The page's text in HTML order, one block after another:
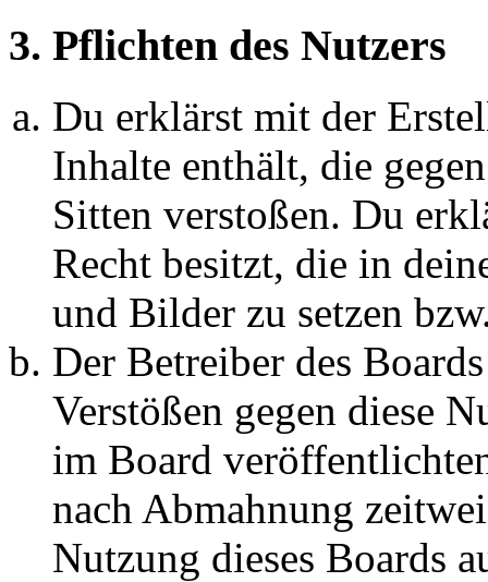
3. Pflichten des Nutzers
Du erklärst mit der
Inhalte enthält, die
Sitten verstoßen. Du
Recht besitzt, die in
und Bilder zu setzen
Der Betreiber des
Verstößen gegen diese
im Board
nach Abmahnung
Nutzung dieses Boards